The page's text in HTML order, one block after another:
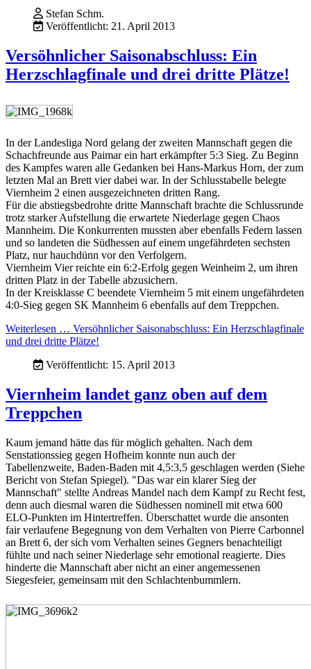
Stefan Schm.
Veröffentlicht: 21. April 2013
Versöhnlicher Saisonabschluss: Ein
Herzschlagfinale und drei dritte Plätze!
In der Landesliga Nord gelang der zweiten Mannschaft gegen die
Schachfreunde aus Paimar ein hart erkämpfter 5:3 Sieg. Zu Beginn
des Kampfes waren alle Gedanken bei Hans-Markus Horn, der zum
letzten Mal an Brett vier dabei war. In der Schlusstabelle belegte
Viernheim 2 einen ausgezeichneten dritten Rang.
Für die abstiegsbedrohte dritte Mannschaft brachte die Schlussrunde
trotz starker Aufstellung die erwartete Niederlage gegen Chaos
Mannheim. Die Konkurrenten mussten aber ebenfalls Federn lassen
und so landeten die Südhessen auf einem ungefährdeten sechsten
Platz, nur hauchdünn vor den Verfolgern.
Viernheim Vier reichte ein 6:2-Erfolg gegen Weinheim 2, um ihren
dritten Platz in der Tabelle abzusichern.
In der Kreisklasse C beendete Viernheim 5 mit einem ungefährdeten
4:0-Sieg gegen SK Mannheim 6 ebenfalls auf dem Treppchen.
Weiterlesen … Versöhnlicher Saisonabschluss: Ein Herzschlagfinale
und drei dritte Plätze!
Veröffentlicht: 15. April 2013
Viernheim landet ganz oben auf dem
Treppchen
Kaum jemand hätte das für möglich gehalten. Nach dem
Senstationssieg gegen Hofheim konnte nun auch der
Tabellenzweite, Baden-Baden mit 4,5:3,5 geschlagen werden (Siehe
Bericht von Stefan Spiegel). "Das war ein klarer Sieg der
Mannschaft" stellte Andreas Mandel nach dem Kampf zu Recht fest,
denn auch diesmal waren die Südhessen nominell mit etwa 600
ELO-Punkten im Hintertreffen. Überschattet wurde die ansonten
fair verlaufene Begegnung von dem Verhalten von Pierre Carbonnel
an Brett 6, der sich vom Verhalten seines Gegners benachteiligt
fühlte und nach seiner Niederlage sehr emotional reagierte. Dies
hinderte die Mannschaft aber nicht an einer angemessenen
Siegesfeier, gemeinsam mit den Schlachtenbummlern.